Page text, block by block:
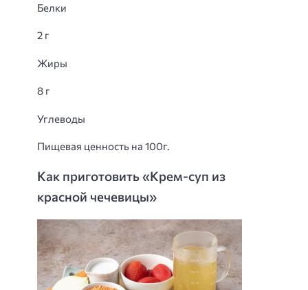
Белки
2 г
Жиры
8 г
Углеводы
Пищевая ценность на 100г.
Как приготовить «Крем-суп из
красной чечевицы»